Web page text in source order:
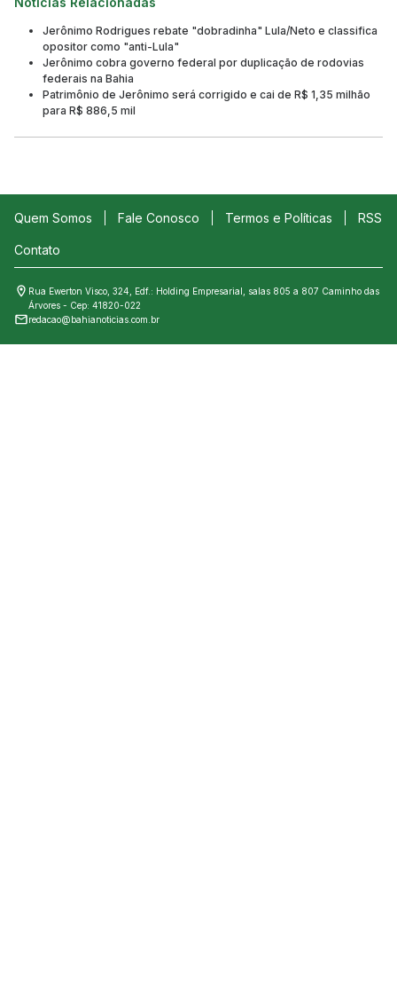
Jerônimo Rodrigues rebate "dobradinha" Lula/Neto e classifica
opositor como "anti-Lula"
Jerônimo cobra governo federal por duplicação de rodovias
federais na Bahia
Patrimônio de Jerônimo será corrigido e cai de R$ 1,35 milhão
para R$ 886,5 mil
Quem Somos Fale Conosco Termos e Políticas RSS
Contato
Rua Ewerton Visco, 324, Edf.: Holding Empresarial, salas 805 a 807 Caminho das
Árvores - Cep: 41820-022
redacao@bahianoticias.com.br